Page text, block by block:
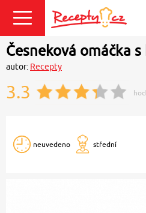
Přihlásit se
Česneková omáčka
autor: Recepty
3.3
neuvedeno střední